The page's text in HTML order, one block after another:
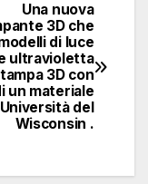
Una nuova
3D che
di luce
ultravioletta
3D con
un materiale
del
Wisconsin .